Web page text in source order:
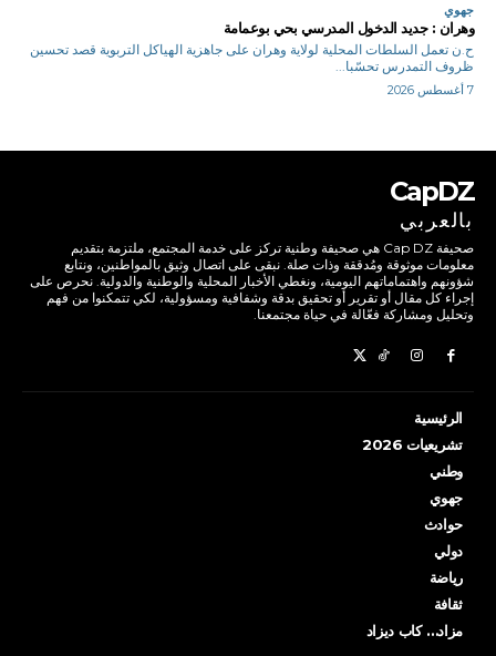
جهوي
وهران : جديد الدخول المدرسي بحي بوعمامة
ح.ن تعمل السلطات المحلية لولاية وهران على جاهزية الهياكل التربوية قصد تحسين
ظروف التمدرس تحسّبا...
7 أغسطس 2026
CapDZ
بالعربي
صحيفة Cap DZ هي صحيفة وطنية تركز على خدمة المجتمع، ملتزمة بتقديم
معلومات موثوقة ومُدققة وذات صلة. نبقى على اتصال وثيق بالمواطنين، ونتابع
شؤونهم واهتماماتهم اليومية، ونغطي الأخبار المحلية والوطنية والدولية. نحرص على
إجراء كل مقال أو تقرير أو تحقيق بدقة وشفافية ومسؤولية، لكي تتمكنوا من فهم
وتحليل ومشاركة فعّالة في حياة مجتمعنا.
الرئيسية
تشريعيات 2026
وطني
جهوي
حوادث
دولي
رياضة
ثقافة
مزاد… كاب ديزاد